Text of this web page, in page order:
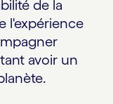
de la
l'expérience
avoir un